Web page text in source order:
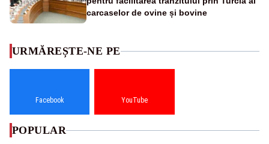
carcaselor de ovine și bovine
URMĂREȘTE-NE PE
Facebook YouTube
POPULAR